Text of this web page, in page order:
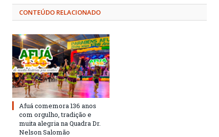
CONTEÚDO RELACIONADO
Afuá comemora 136 anos
com orgulho, tradição e
muita alegria na Quadra Dr.
Nelson Salomão